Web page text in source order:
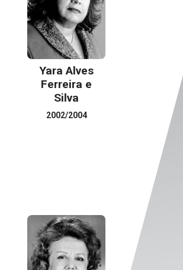
Yara Alves
Ferreira e
Silva
2002/2004